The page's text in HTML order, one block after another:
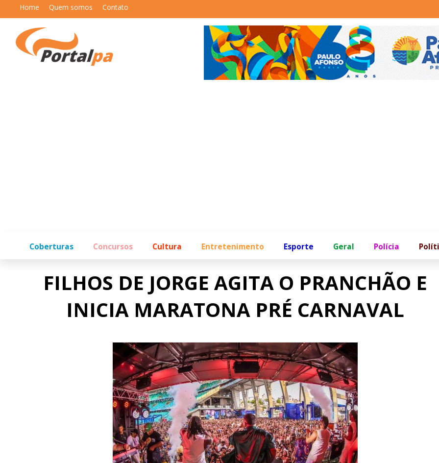
Home Quem somos Contato
Coberturas Concursos Cultura Entretenimento Esporte Geral Polícia
FILHOS DE JORGE AGITA O PRANCHÃO E
INICIA MARATONA PRÉ CARNAVAL